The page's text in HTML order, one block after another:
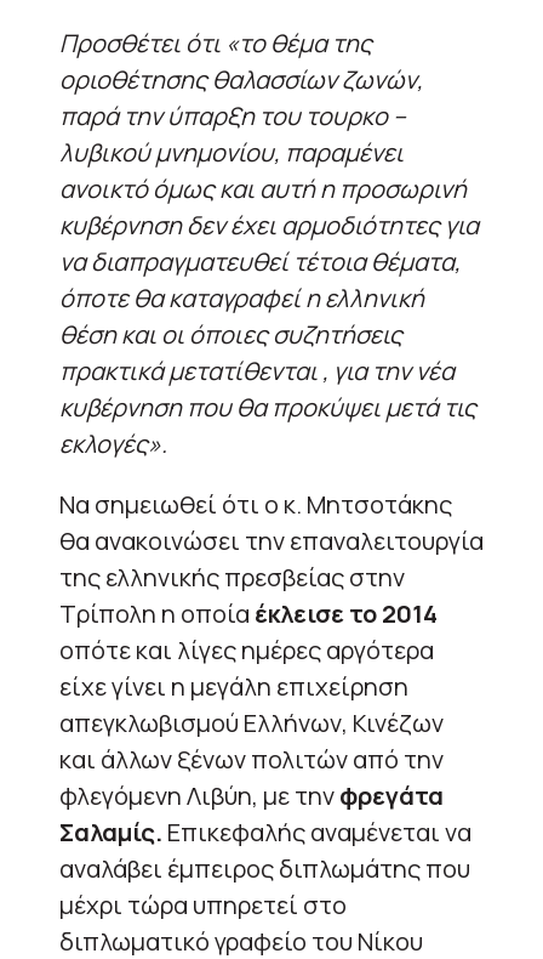
Προσθέτει ότι «το θέμα της
οριοθέτησης θαλασσίων ζωνών,
παρά την ύπαρξη του τουρκο –
λυβικού μνημονίου, παραμένει
ανοικτό όμως και αυτή η προσωρινή
κυβέρνηση δεν έχει αρμοδιότητες για
να διαπραγματευθεί τέτοια θέματα,
όποτε θα καταγραφεί η ελληνική
θέση και οι όποιες συζητήσεις
πρακτικά μετατίθενται , για την νέα
κυβέρνηση που θα προκύψει μετά τις
εκλογές».
Να σημειωθεί ότι ο κ. Μητσοτάκης
θα ανακοινώσει την επαναλειτουργία
της ελληνικής πρεσβείας στην
Τρίπολη η οποία έκλεισε το 2014
οπότε και λίγες ημέρες αργότερα
είχε γίνει η μεγάλη επιχείρηση
απεγκλωβισμού Ελλήνων, Κινέζων
και άλλων ξένων πολιτών από την
φλεγόμενη Λιβύη, με τηνφρεγάτα
Σαλαμίς. Eπικεφαλής αναμένεται να
αναλάβει έμπειρος διπλωμάτης που
μέχρι τώρα υπηρετεί στο
διπλωματικό γραφείο του Νίκου